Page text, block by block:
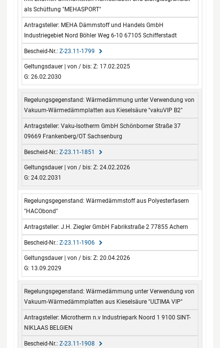
als Schüttung "MEHASPORT"
MEHA Dämmstoff und Handels GmbH
Industriegebiet Nord Böhler Weg 6-10 67105 Schifferstadt
Z-23.11-1799
Z: 17.02.2025
G: 26.02.2030
Wärmedämmung unter Verwendung von
Vakuum-Wärmedämmplatten aus Kieselsäure "vakuVIP B2"
Vaku-Isotherm GmbH Schönborner Straße 37
09669 Frankenberg/OT Sachsenburg
Z-23.11-1851
Z: 24.02.2026
G: 24.02.2031
Wärmedämmstoff aus Polyesterfasern
"HACObond"
J.H. Ziegler GmbH Fabrikstraße 2 77855 Achern
Z-23.11-1906
Z: 20.04.2026
G: 13.09.2029
Wärmedämmung unter Verwendung von
Vakuum-Wärmedämmplatten aus Kieselsäure "ULTIMA VIP"
Microtherm n.v Industriepark Noord 1 9100 SINT-
NIKLAAS BELGIEN
Z-23.11-1908